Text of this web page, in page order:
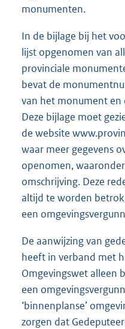
monumenten.
In de bijlage bij het
lijst opgenomen van
provinciale
bevat de
van het monument en
Deze bijlage moet
de website
waar meer gegevens
openomen,
omschrijving. Deze
altijd te worden
een
De aanwijzing van
heeft in verband met
Omgevingswet alleen
een
‘binnenplanse’
zorgen dat